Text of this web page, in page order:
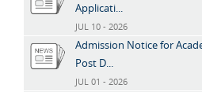
Applicati...
JUL 10 - 2026
Admission Notice for
Post D...
JUL 01 - 2026